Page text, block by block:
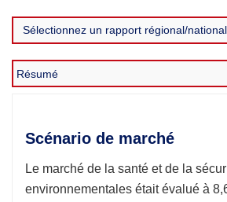
Scénario de marché
Le marché de la santé et de la
environnementales était évalué à